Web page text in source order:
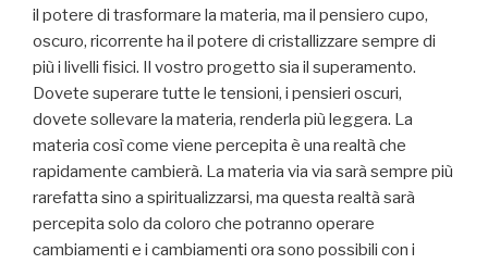
il potere di trasformare la materia, ma il pensiero cupo,
oscuro, ricorrente ha il potere di cristallizzare sempre di
più i livelli fisici. Il vostro progetto sia il superamento.
Dovete superare tutte le tensioni, i pensieri oscuri,
dovete sollevare la materia, renderla più leggera. La
materia così come viene percepita è una realtà che
rapidamente cambierà. La materia via via sarà sempre più
rarefatta sino a spiritualizzarsi, ma questa realtà sarà
percepita solo da coloro che potranno operare
cambiamenti e i cambiamenti ora sono possibili con i